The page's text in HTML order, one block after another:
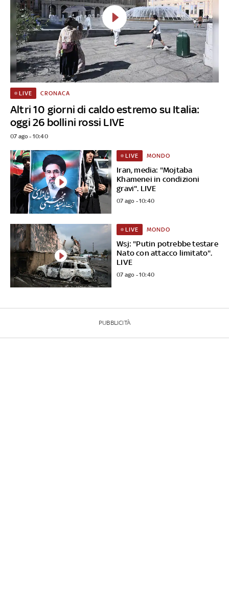
Altri 10 giorni di caldo estremo su Italia:
oggi 26 bollini rossi LIVE
LIVE CRONACA
07 ago - 10:40
Iran, media: "Mojtaba
Khamenei in condizioni
gravi". LIVE
LIVE MONDO
07 ago - 10:40
Wsj: "Putin potrebbe testare
Nato con attacco limitato".
LIVE
LIVE MONDO
07 ago - 10:40
PUBBLICITÀ